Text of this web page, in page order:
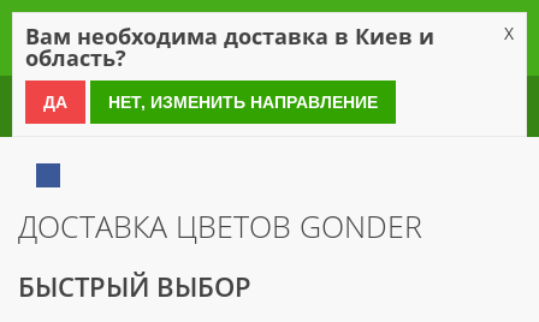
0 800 21 54 55
ДОСТАВКА ЦВЕТОВ GONDER
БЫСТРЫЙ ВЫБОР
Вам необходима доставка в Киев и
область?
X
ДА НЕТ, ИЗМЕНИТЬ НАПРАВЛЕНИЕ